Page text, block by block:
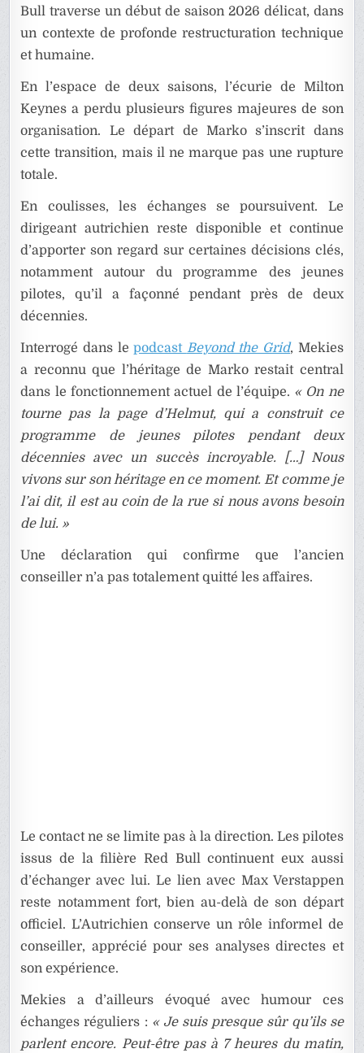
Bull traverse un début de saison 2026 délicat, dans
un contexte de profonde restructuration technique
et humaine.
En l’espace de deux saisons, l’écurie de Milton
Keynes a perdu plusieurs figures majeures de son
organisation. Le départ de Marko s’inscrit dans
cette transition, mais il ne marque pas une rupture
totale.
En coulisses, les échanges se poursuivent. Le
dirigeant autrichien reste disponible et continue
d’apporter son regard sur certaines décisions clés,
notamment autour du programme des jeunes
pilotes, qu’il a façonné pendant près de deux
décennies.
Interrogé dans lepodcast Beyond the Grid, Mekies
a reconnu que l’héritage de Marko restait central
dans le fonctionnement actuel de l’équipe. « On ne
tourne pas la page d’Helmut, qui a construit ce
programme de jeunes pilotes pendant deux
décennies avec un succès incroyable. […] Nous
vivons sur son héritage en ce moment. Et comme je
l’ai dit, il est au coin de la rue si nous avons besoin
de lui. »
Une déclaration qui confirme que l’ancien
conseiller n’a pas totalement quitté les affaires.
Le contact ne se limite pas à la direction. Les pilotes
issus de la filière Red Bull continuent eux aussi
d’échanger avec lui. Le lien avec Max Verstappen
reste notamment fort, bien au-delà de son départ
officiel. L’Autrichien conserve un rôle informel de
conseiller, apprécié pour ses analyses directes et
son expérience.
Mekies a d’ailleurs évoqué avec humour ces
échanges réguliers : « Je suis presque sûr qu’ils se
parlent encore. Peut-être pas à 7 heures du matin,